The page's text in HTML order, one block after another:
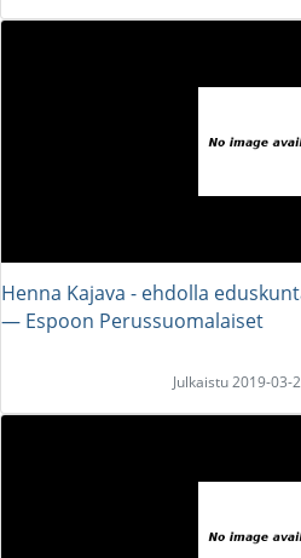
Henna Kajava - ehdolla
― Espoon Perussuomalaiset
Julkaistu 2019-